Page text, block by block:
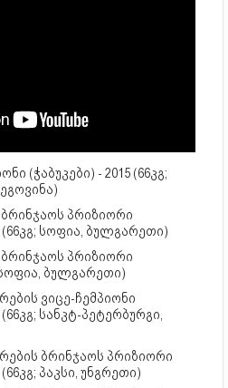
(ჭაბუკები) - 2015 (66კგ;
პრიზიორი
სოფია, ბულგარეთი)
პრიზიორი
სოფია, ბულგარეთი)
ვიცე-ჩემპიონი
სანკტ-პეტერბურგი,
ბრინჯაოს პრიზიორი
პაკსი, უნგრეთი)